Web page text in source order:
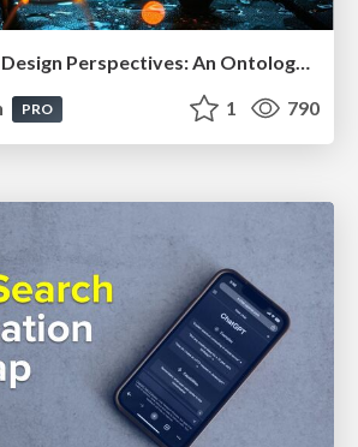
Organizational Design Perspectives: An Ontology of Organizational Design Elements
PRO 1 790